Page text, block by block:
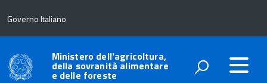
Governo Italiano
Ministero dell'agricoltura,
della sovranità alimentare
e delle foreste